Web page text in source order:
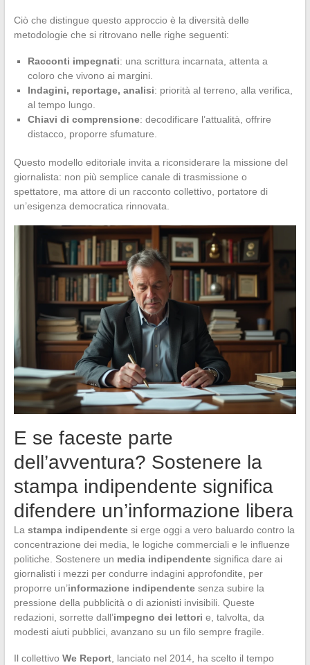
Ciò che distingue questo approccio è la diversità delle
metodologie che si ritrovano nelle righe seguenti:
Racconti impegnati: una scrittura incarnata, attenta a
coloro che vivono ai margini.
Indagini, reportage, analisi: priorità al terreno, alla verifica,
al tempo lungo.
Chiavi di comprensione: decodificare l’attualità, offrire
distacco, proporre sfumature.
Questo modello editoriale invita a riconsiderare la missione del
giornalista: non più semplice canale di trasmissione o
spettatore, ma attore di un racconto collettivo, portatore di
un’esigenza democratica rinnovata.
E se faceste parte
dell’avventura? Sostenere la
stampa indipendente significa
difendere un’informazione libera
La stampa indipendentesi erge oggi a vero baluardo contro la
concentrazione dei media, le logiche commerciali e le influenze
politiche. Sostenere un media indipendentesignifica dare ai
giornalisti i mezzi per condurre indagini approfondite, per
proporre un’informazione indipendentesenza subire la
pressione della pubblicità o di azionisti invisibili. Queste
redazioni, sorrette dall’impegno dei lettori e, talvolta, da
modesti aiuti pubblici, avanzano su un filo sempre fragile.
Il collettivo We Report, lanciato nel 2014, ha scelto il tempo